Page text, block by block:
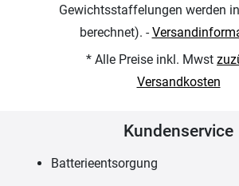
Gewichtsstaffelungen werden
berechnet). -
* Alle Preise inkl. Mwst
Versandkosten
Kundenservice
Batterieentsorgung